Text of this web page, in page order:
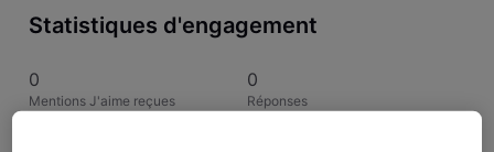
Statistiques d'engagement
0
Mentions J'aime reçues
0
Réponses